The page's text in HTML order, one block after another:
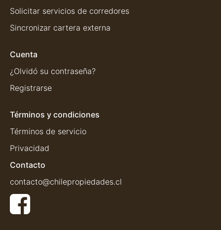
Solicitar servicios de corredores
Sincronizar cartera externa
Cuenta
¿Olvidó su contraseña?
Registrarse
Términos y condiciones
Términos de servicio
Privacidad
Contacto
contacto@chilepropiedades.cl